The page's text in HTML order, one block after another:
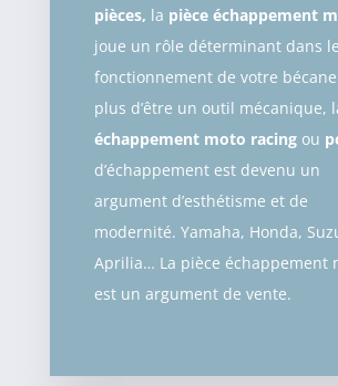
pièces, la pièce échappement
joue un rôle déterminant dans le
fonctionnement de votre
plus d’être un outil mécanique,
échappement moto racingou
d’échappement est devenu un
argument d’esthétisme et de
modernité. Yamaha, Honda,
Aprilia… La pièce échappement
est un argument de vente.